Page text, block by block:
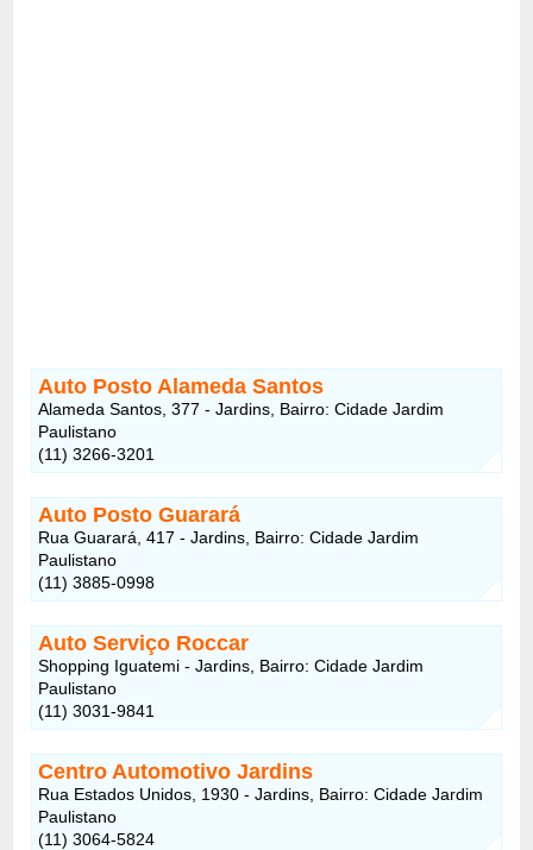
Auto Posto Alameda Santos
Alameda Santos, 377 - Jardins, Bairro: Cidade Jardim
Paulistano
(11) 3266-3201
Auto Posto Guarará
Rua Guarará, 417 - Jardins, Bairro: Cidade Jardim
Paulistano
(11) 3885-0998
Auto Serviço Roccar
Shopping Iguatemi - Jardins, Bairro: Cidade Jardim
Paulistano
(11) 3031-9841
Centro Automotivo Jardins
Rua Estados Unidos, 1930 - Jardins, Bairro: Cidade Jardim
Paulistano
(11) 3064-5824